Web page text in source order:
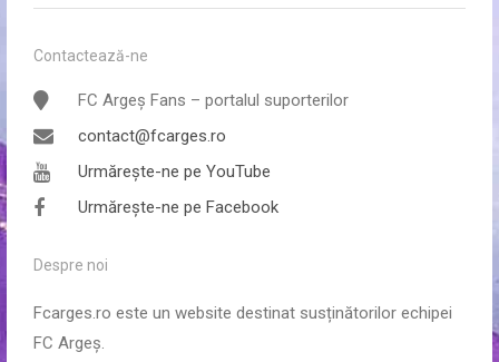
Contactează-ne
FC Argeș Fans – portalul suporterilor
contact@fcarges.ro
Urmărește-ne pe YouTube
Urmărește-ne pe Facebook
Despre noi
Fcarges.ro este un website destinat susținătorilor echipei
FC Argeș.